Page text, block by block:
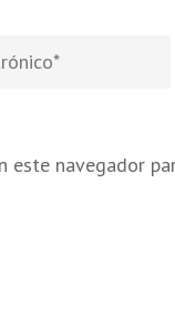
navegador